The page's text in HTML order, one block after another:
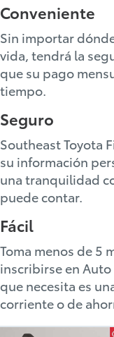
Conveniente
Sin importar
vida, tendrá la
que su pago
tiempo.
Seguro
Southeast Toyota
su información
una tranquilidad
puede contar.
Fácil
Toma menos de 5
inscribirse en Auto
que necesita es
corriente o de